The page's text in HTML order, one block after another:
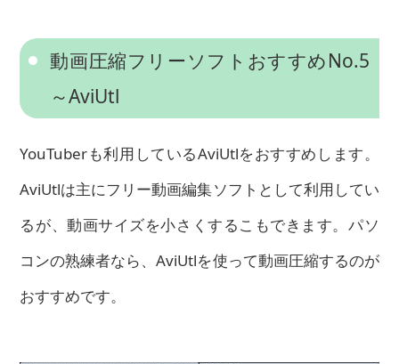
動画圧縮フリーソフトおすすめNo.5
～AviUtl
YouTuberも利用しているAviUtlをおすすめします。
AviUtlは主にフリー動画編集ソフトとして利用してい
るが、動画サイズを小さくするこもできます。パソ
コンの熟練者なら、AviUtlを使って動画圧縮するのが
おすすめです。